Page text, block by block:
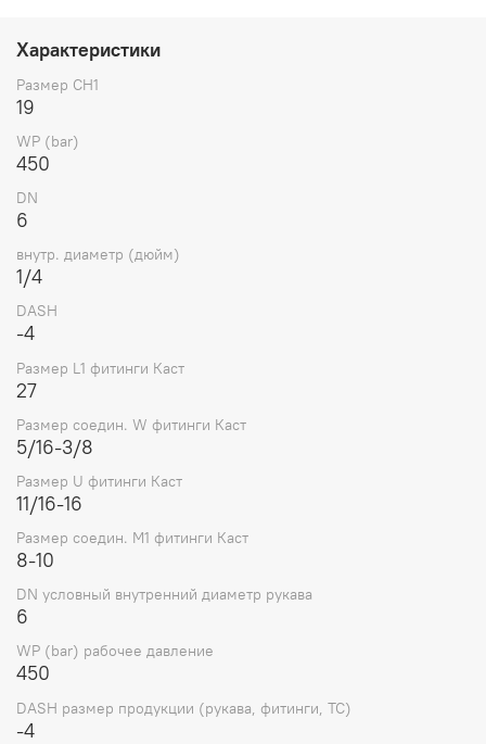
804202
Характеристики
Размер CH1
19
WP (bar)
450
DN
6
внутр. диаметр (дюйм)
1/4
DASH
-4
Размер L1 фитинги Каст
27
Размер соедин. W фитинги Каст
5/16-3/8
Размер U фитинги Каст
11/16-16
Размер соедин. M1 фитинги Каст
8-10
DN условный внутренний диаметр рукава
6
WP (bar) рабочее давление
450
DASH размер продукции (рукава, фитинги, TC)
-4